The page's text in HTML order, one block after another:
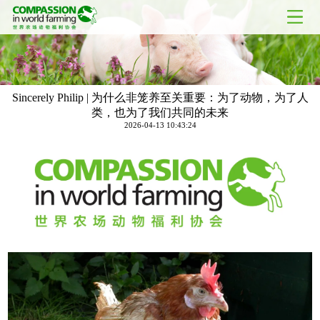
Sincerely Philip | 为什么非笼养至关重要：为了动物，为了人
类，也为了我们共同的未来
2026-04-13 10:43:24